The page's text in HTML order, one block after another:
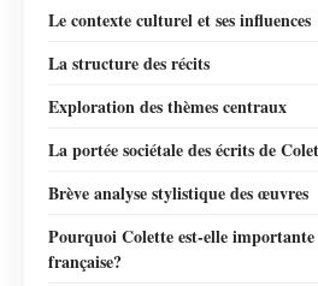
Le contexte culturel et ses influences
La structure des récits
Exploration des thèmes centraux
La portée sociétale des écrits de
Brève analyse stylistique des œuvres
Pourquoi Colette est-elle
française?